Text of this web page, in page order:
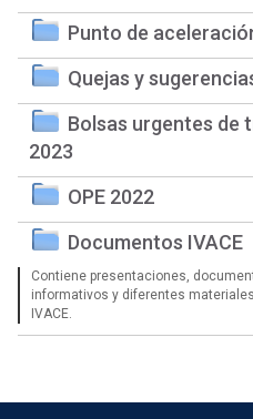
Punto de
Quejas y
Bolsas urgentes de
2023
OPE 2022
Documentos IVACE
Contiene presentaciones,
informativos y diferentes
IVACE.